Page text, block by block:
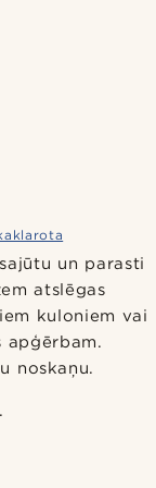
un parasti
atslēgas
kuloniem vai
apģērbam.
noskaņu.